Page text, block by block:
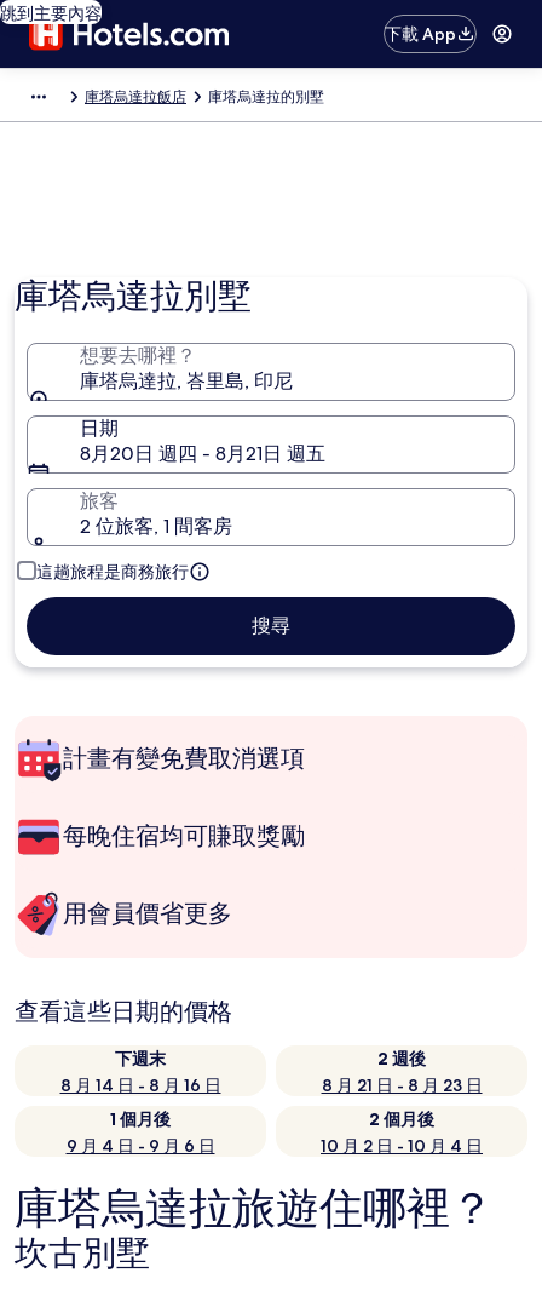
跳到主要內容
下載 App
庫塔烏達拉飯店 庫塔烏達拉的別墅
庫塔烏達拉別墅
想要去哪裡？
庫塔烏達拉, 峇里島, 印尼
日期
8月20日 週四 - 8月21日 週五
旅客
2 位旅客, 1 間客房
這趟旅程是商務旅行
搜尋
計畫有變免費取消選項
每晚住宿均可賺取獎勵
用會員價省更多
查看這些日期的價格
下週末
8 月 14 日 - 8 月 16 日
2 週後
8 月 21 日 - 8 月 23 日
1 個月後
9 月 4 日 - 9 月 6 日
2 個月後
10 月 2 日 - 10 月 4 日
庫塔烏達拉旅遊住哪裡？
坎古別墅